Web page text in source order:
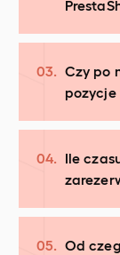
03. Czy po
pozycje
04. Ile
05. Od